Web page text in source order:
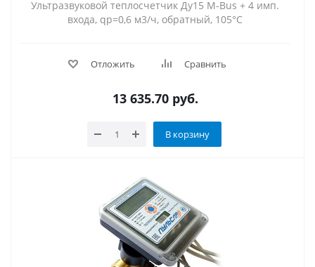
Ультразвуковой теплосчетчик Ду15 M-Bus + 4 имп.
входа, qp=0,6 м3/ч, обратный, 105°C
Отложить Сравнить
13 635.70руб.
В корзину